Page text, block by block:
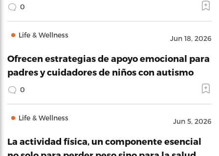
0
Life & Wellness Jun 18, 2026
Ofrecen estrategias de apoyo emocional para
padres y cuidadores de niños con autismo
0
Life & Wellness Jun 5, 2026
La actividad física, un componente esencial